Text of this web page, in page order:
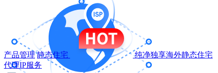
产品管理 静态住宅
纯净独享海外静态住宅
代理IP服务